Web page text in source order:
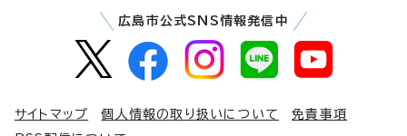
広島市公式SNS情報発信中
サイトマップ 個人情報の取り扱いについて
免責事項